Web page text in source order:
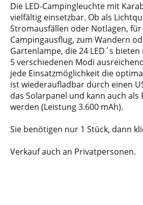
Die LED-Campingleuchte mit
vielfältig einsetzbar. Ob als
Stromausfällen oder Notlagen, für
Campingausflug, zum Wandern
Gartenlampe, die 24 LED´s
5 verschiedenen Modi
jede Einsatzmöglichkeit die
ist wiederaufladbar durch einen
das Solarpanel und kann auch
werden (Leistung 3.600 mAh).
Sie benötigen nur 1 Stück, dann
Verkauf auch an Privatpersonen.